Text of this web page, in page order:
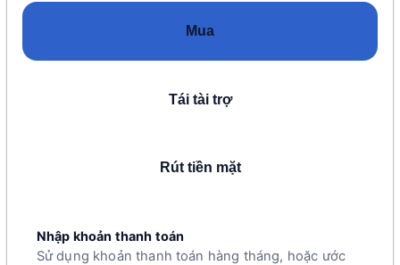
Mua
Tái tài trợ
Rút tiền mặt
Nhập khoản thanh toán
Sử dụng khoản thanh toán hàng tháng, hoặc ước